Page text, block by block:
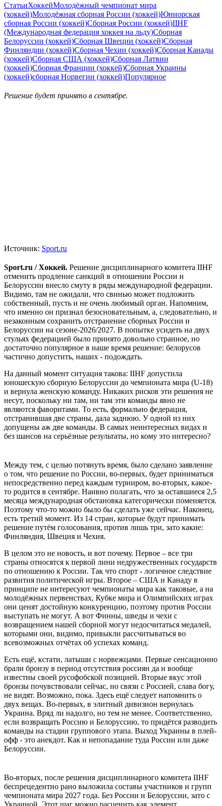
СтатьиХоккейМолодёжный чемпионат мира
(хоккей)Молодёжная сборная России (хоккей)Юниорская
сборная России (хоккей)Сборная России (хоккей)IIHF
(Международная федерация хоккея на льду)Сборная
Белоруссии (хоккей)Сборная Швеции (хоккей)Сборная
Финляндии (хоккей)Сборная Чехии (хоккей)Сборная Канады
(хоккей)Сборная США (хоккей)Сборная Латвии
(хоккей)Сборная Франции (хоккей)Сборная Украины
(хоккей)сборная Норвегии (хоккей)Популярное
Решение будет принято в сентябре.
Источник: Sport.ru
Sport.ru / Хоккей. Решение дисциплинарного комитета IIHF
отменить продление санкций в отношении России и
Белоруссии внесло смуту в ряды международной федерации.
Видимо, там не ожидали, что свинью может подложить
собственный, пусть и не очень любимый орган. Напомним,
что именно он признал безосновательным, а, следовательно, и
незаконным сохранить отстранение сборных России и
Белоруссии на сезоне-2026/2027. В попытке усидеть на двух
стульях федерацией было принято довольно странное, но
достаточно популярное в наше время решение: белорусов
частично допустить, наших - подождать.
На данный момент ситуация такова: IIHF допустила
юношескую сборную Белоруссии до чемпионата мира (U-18)
и вернула женскую команду. Никаких рисков эти решения не
несут, поскольку ни там, ни там эти команды явно не
являются фаворитами. То есть, формально федерация,
отстранившая две страны, дала заднюю. У одной из них
допущены аж две команды. В самых неинтересных видах и
без шансов на серьёзные результаты, но кому это интересно?
Между тем, с целью потянуть время, было сделано заявление
о том, что решение по России, во-первых, будет приниматься
непосредственно перед каждым турниром, во-вторых, какое-
то родится в сентябре. Наивно полагать, что за оставшиеся 2,5
месяца международная обстановка категорически поменяется.
Поэтому что-то можно было бы сделать уже сейчас. Наконец,
есть третий момент. Из 14 стран, которые будут принимать
решение путём голосования, против лишь три, зато какие:
Финляндия, Швеция и Чехия.
В целом это не новость, и вот почему. Первое – все три
страны относятся к первой лини недружественных государств
по отношению к России. Так что спорт - логичное следствие
развития политической игры. Второе – США и Канаду в
принципе не интересуют чемпионаты мира как таковые, а на
молодёжных первенствах, Кубке мира и Олимпийских играх
они ценят достойную конкуренцию, поэтому против России
выступать не могут. А вот Финны, шведы и чехи с
возвращением нашей сборной могут недосчитаться медалей,
которыми они, видимо, привыкли рассчитываться во
всевозможных отчётах об успехах команд.
Есть ещё, кстати, латыши с норвежцами. Первые сенсационно
брали бронзу в период отсутствия россиян да и вообще
известны своей русофобской позицией. Вторые вкус этой
бронзы почувствовали сейчас, но связи с Россией, слава богу,
не видят. Возможно, пока. Здесь ещё следует напомнить о
двух вещах. Во-первых, в элитный дивизион вернулась
Украина. Вряд ли надолго, но тем не менее. Соответственно,
если возвращать Россию и Белоруссию, то придётся разводить
команды на стадии группового этапа. Выход Украины в плей-
офф - это анекдот. Как и непопадание туда России или даже
Белоруссии.
Во-вторых, после решения дисциплинарного комитета IIHF
беспрецедентно рано выложила составы участников и групп
чемпионата мира 2027 года. Без России и Белоруссии, зато с
Украиной. Этот шаг можно расценить как элемент